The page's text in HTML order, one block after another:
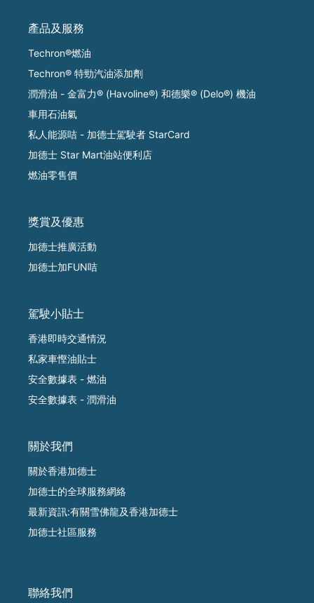
產品及服務
Techron®燃油
Techron® 特勁汽油添加劑
潤滑油 - 金富力® (Havoline®) 和德樂® (Delo®) 機油
車用石油氣
私人能源咭 - 加德士駕駛者 StarCard
加德士 Star Mart油站便利店
燃油零售價
獎賞及優惠
加德士推廣活動
加德士加FUN咭
駕駛小貼士
香港即時交通情況
私家車慳油貼士
安全數據表 - 燃油
安全數據表 - 潤滑油
關於我們
關於香港加德士
加德士的全球服務網絡
最新資訊:有關雪佛龍及香港加德士
加德士社區服務
聯絡我們